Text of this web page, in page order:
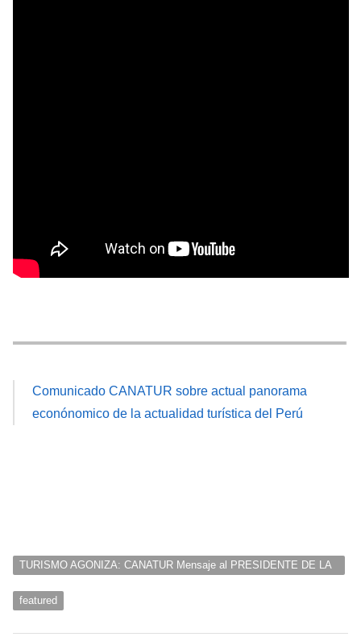
Comunicado CANATUR sobre actual panorama
econónomico de la actualidad turística del Perú
TURISMO AGONIZA: CANATUR Mensaje al PRESIDENTE DE LA
featured